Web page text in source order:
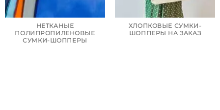
НЕТКАНЫЕ
ПОЛИПРОПИЛЕНОВЫЕ
СУМКИ-ШОППЕРЫ
ХЛОПКОВЫЕ СУМКИ-
ШОППЕРЫ НА ЗАКАЗ